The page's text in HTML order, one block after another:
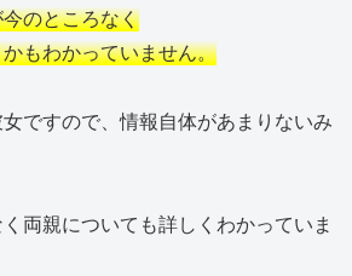
のところなく
もわかっていません。
ですので、情報自体があまりないみ
両親についても詳しくわかっていま